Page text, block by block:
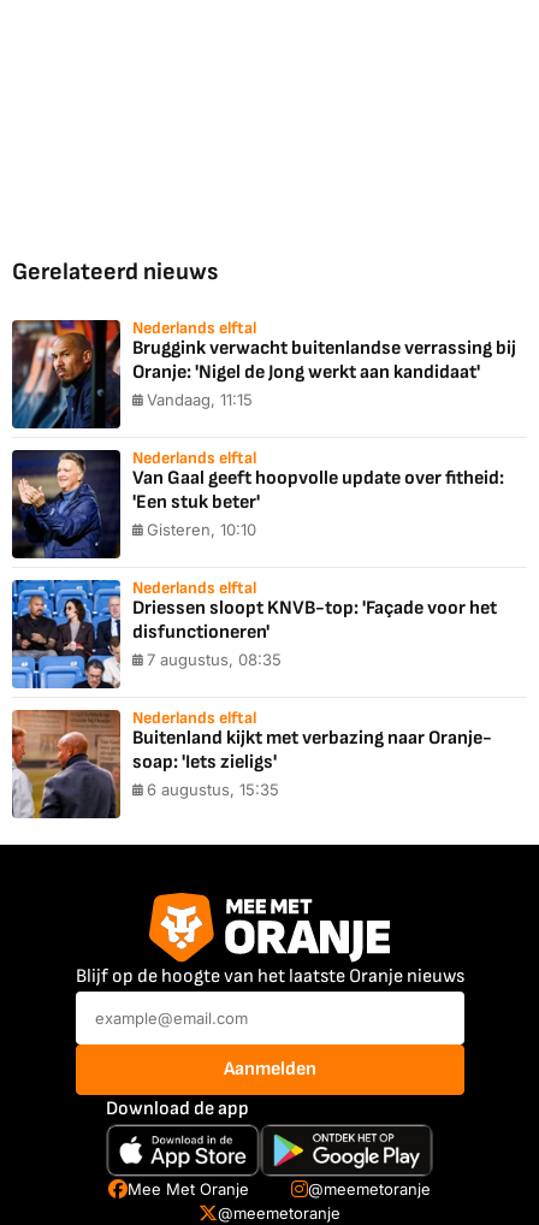
Gerelateerd nieuws
Nederlands elftal
Bruggink verwacht buitenlandse verrassing bij
Oranje: 'Nigel de Jong werkt aan kandidaat'
Vandaag, 11:15
Nederlands elftal
Van Gaal geeft hoopvolle update over fitheid:
'Een stuk beter'
Gisteren, 10:10
Nederlands elftal
Driessen sloopt KNVB-top: 'Façade voor het
disfunctioneren'
7 augustus, 08:35
Nederlands elftal
Buitenland kijkt met verbazing naar Oranje-
soap: 'Iets zieligs'
6 augustus, 15:35
Blijf op de hoogte van het laatste Oranje nieuws
Aanmelden
Download de app
Mee Met Oranje
@meemetoranje
@meemetoranje